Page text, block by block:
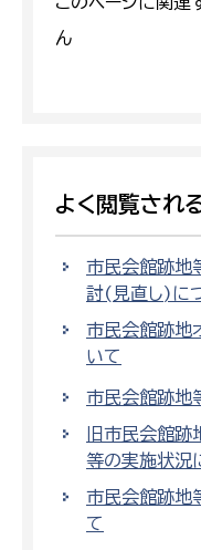
ん
よく閲覧され
市民会館跡地
討(見直し)に
市民会館跡地
いて
市民会館跡地
旧市民会館
等の実施状況
市民会館跡地
て